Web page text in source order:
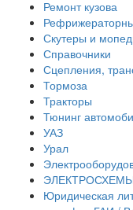
Ремонт кузова
Скутеры и
Справочники
Сцепления,
Тормоза
Тракторы
Тюнинг
УАЗ
Урал
Юридическая